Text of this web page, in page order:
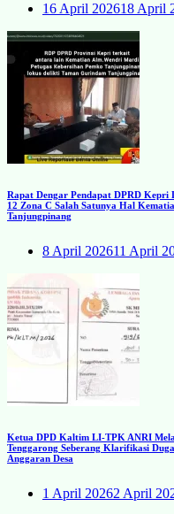
16 April 202618 April
Rapat Dengar Pendapat DPRD
12 Zona C Salah Satunya Hal
Tanjungpinang
8 April 202611 April
Ketua DPD Kaltim LI-TPK ANRI
Tenggarong Seberang Klarifikasi
Anggaran Desa
1 April 20262 April